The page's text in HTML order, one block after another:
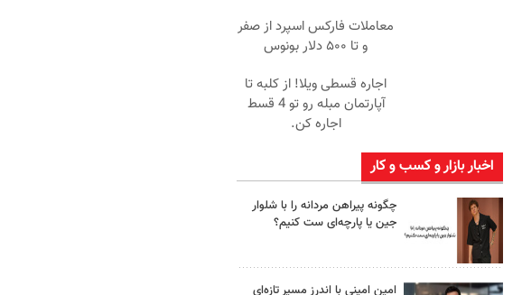
معاملات فارکس اسپرد از صفر
و تا ۵۰۰ دلار بونوس
اجاره‌ قسطی ویلا! از کلبه تا
آپارتمان مبله رو تو 4 قسط
اجاره کن.
اخبار بازار و کسب و کار
چگونه پیراهن مردانه را با شلوار
جین یا پارچه‌ای ست کنیم؟
امین امینی با اندرز مسیر تازه‌ای